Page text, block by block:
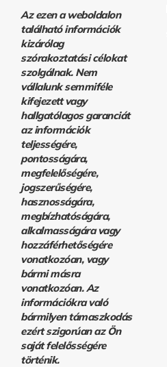
Az ezen a weboldalon
található információk
kizárólag
szórakoztatási célokat
szolgálnak. Nem
vállalunk semmiféle
kifejezett vagy
hallgatólagos garanciát
az információk
teljességére,
pontosságára,
megfelelőségére,
jogszerűségére,
hasznosságára,
megbízhatóságára,
alkalmasságára vagy
hozzáférhetőségére
vonatkozóan, vagy
bármi másra
vonatkozóan. Az
információkra való
bármilyen támaszkodás
ezért szigorúan az Ön
saját felelősségére
történik.